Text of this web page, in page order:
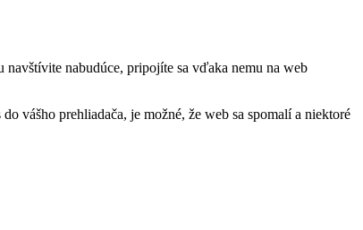
nabudúce, pripojíte sa vďaka nemu na web
vášho prehliadača, je možné, že web sa spomalí a niektoré